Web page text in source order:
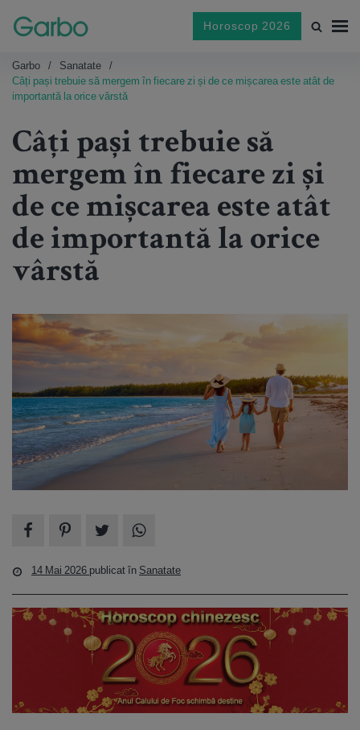
Horoscop 2026
Garbo
Sanatate
Câți pași trebuie să mergem în fiecare zi și de ce mișcarea este atât de
importantă la orice vârstă
Câți pași trebuie să
mergem în fiecare zi și
de ce mișcarea este atât
de importantă la orice
vârstă
14 Mai 2026 publicat în Sanatate